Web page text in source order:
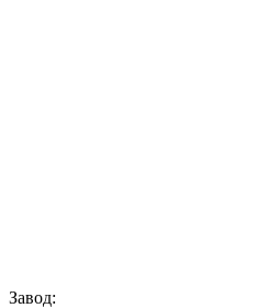
Завод: